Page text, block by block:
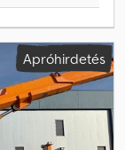
Apróhirdetés